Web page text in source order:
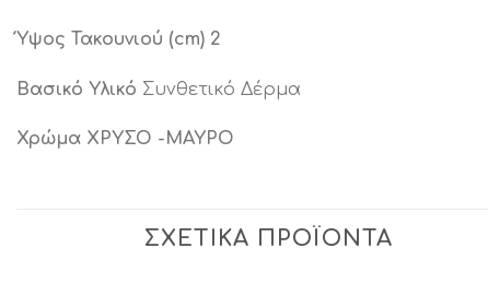
Ύψος Τακουνιού (cm) 2
Βασικό Υλικό Συνθετικό Δέρμα
Χρώμα ΧΡΥΣΟ -ΜΑΥΡΟ
ΣΧΕΤΙΚΆ ΠΡΟΪΌΝΤΑ